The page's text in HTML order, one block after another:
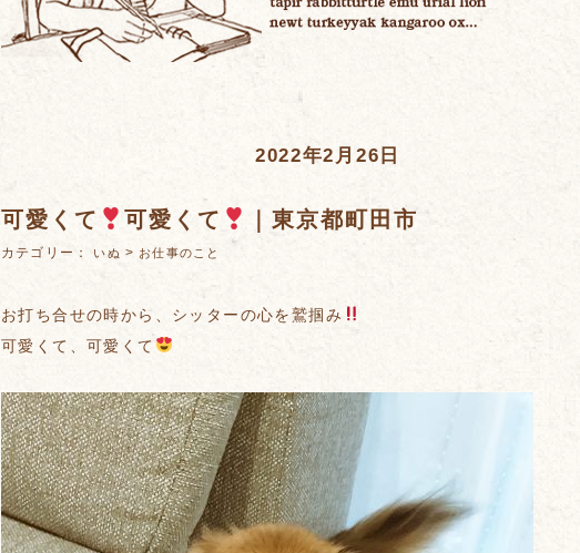
2022年2月26日
可愛くて 可愛くて ｜東京都町田市
カテゴリー： いぬ > お仕事のこと
お打ち合せの時から、シッターの心を鷲掴み
可愛くて、可愛くて